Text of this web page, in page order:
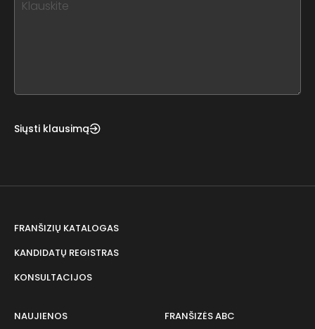
Siųsti klausimą
FRANŠIZIŲ KATALOGAS
KANDIDATŲ REGISTRAS
KONSULTACIJOS
NAUJIENOS FRANŠIZĖS ABC